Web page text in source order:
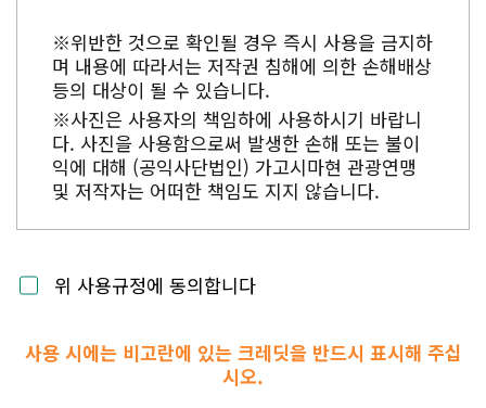
※위반한 것으로 확인될 경우 즉시 사용을 금지하
며 내용에 따라서는 저작권 침해에 의한 손해배상
등의 대상이 될 수 있습니다.
※사진은 사용자의 책임하에 사용하시기 바랍니
다. 사진을 사용함으로써 발생한 손해 또는 불이
익에 대해 (공익사단법인) 가고시마현 관광연맹
및 저작자는 어떠한 책임도 지지 않습니다.
위 사용규정에 동의합니다
사용 시에는 비고란에 있는 크레딧을 반드시 표시해 주십
시오.